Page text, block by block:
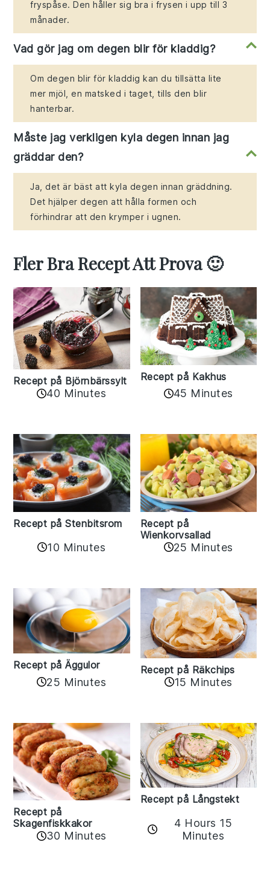
fryspåse. Den håller sig bra i frysen i upp till 3
månader.
Vad gör jag om degen blir för kladdig?
Om degen blir för kladdig kan du tillsätta lite
mer mjöl, en matsked i taget, tills den blir
hanterbar.
Måste jag verkligen kyla degen innan jag
gräddar den?
Ja, det är bäst att kyla degen innan gräddning.
Det hjälper degen att hålla formen och
förhindrar att den krymper i ugnen.
Fler Bra Recept Att Prova 🙂
Recept på Björnbärssylt
40 Minutes
Recept på Kakhus
45 Minutes
Recept på Stenbitsrom
10 Minutes
Recept på
Wienkorvsallad
25 Minutes
Recept på Äggulor
25 Minutes
Recept på Räkchips
15 Minutes
Recept på
Skagenfiskkakor
30 Minutes
Recept på Långstekt
4 Hours 15
Minutes